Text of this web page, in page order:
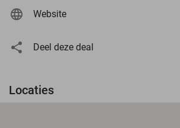
Website
Deel deze deal
Locaties